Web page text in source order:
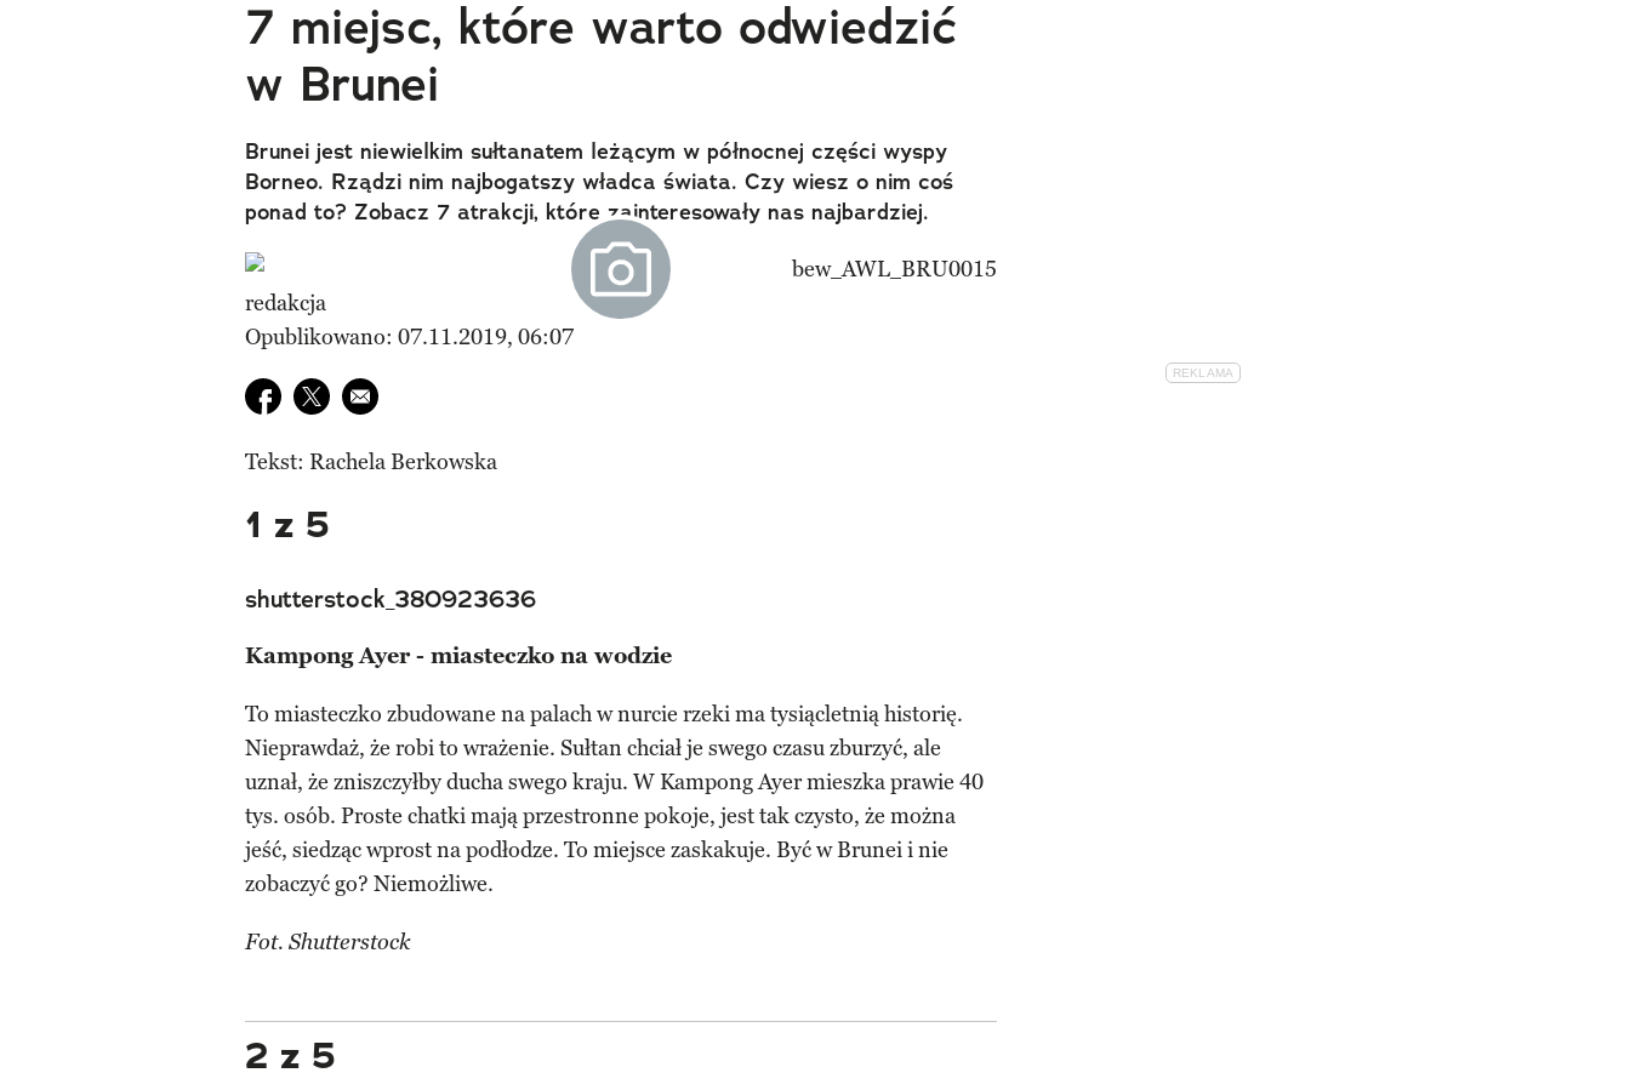
7 miejsc, które warto odwiedzić
w Brunei
Brunei jest niewielkim sułtanatem leżącym w północnej części wyspy
Borneo. Rządzi nim najbogatszy władca świata. Czy wiesz o nim coś
ponad to? Zobacz 7 atrakcji, które zainteresowały nas najbardziej.
redakcja
Opublikowano: 07.11.2019, 06:07
Udostępnij na facebook
Udostępnij na twitter
E-mail do przyjaciela
Tekst: Rachela Berkowska
1 z 5
shutterstock_380923636
Kampong Ayer - miasteczko na wodzie
To miasteczko zbudowane na palach w nurcie rzeki ma tysiącletnią historię.
Nieprawdaż, że robi to wrażenie. Sułtan chciał je swego czasu zburzyć, ale
uznał, że zniszczyłby ducha swego kraju. W Kampong Ayer mieszka prawie 40
tys. osób. Proste chatki mają przestronne pokoje, jest tak czysto, że można
jeść, siedząc wprost na podłodze. To miejsce zaskakuje. Być w Brunei i nie
zobaczyć go? Niemożliwe.
Fot. Shutterstock
2 z 5